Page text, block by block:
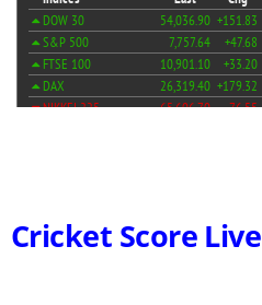
Cricket Score Live